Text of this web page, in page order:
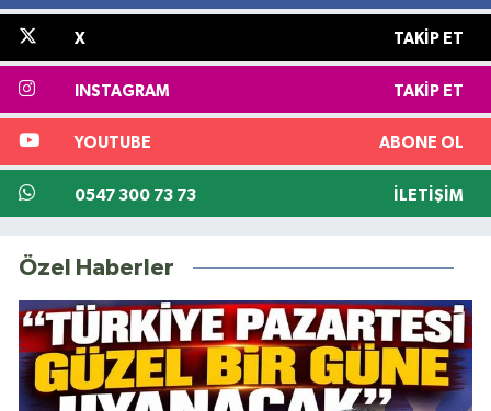
X TAKIP ET
INSTAGRAM TAKIP ET
YOUTUBE ABONE OL
0547 300 73 73 İLETIŞIM
Özel Haberler